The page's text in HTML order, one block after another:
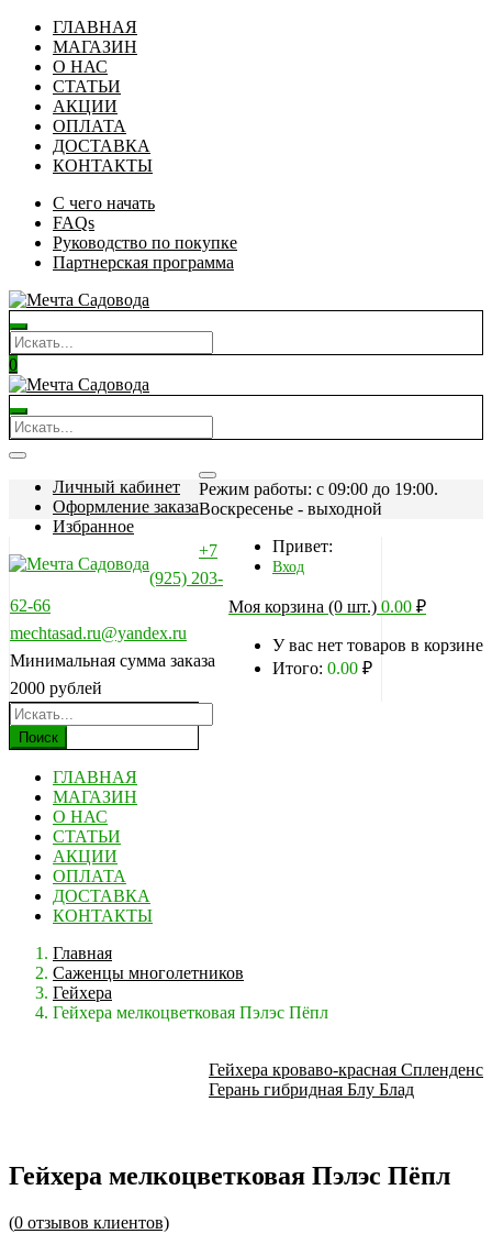
ГЛАВНАЯ
МАГАЗИН
О НАС
СТАТЬИ
АКЦИИ
ОПЛАТА
ДОСТАВКА
КОНТАКТЫ
С чего начать
FAQs
Руководство по покупке
Партнерская программа
0
Личный кабинет
Оформление заказа
Избранное
Режим работы: c 09:00 до 19:00.
Воскресенье - выходной
Привет:
Вход
Моя корзина (0 шт.) 0.00 ₽
У вас нет товаров в корзине
Итого: 0.00 ₽
+7
(925) 203-
62-66
mechtasad.ru@yandex.ru
Минимальная сумма заказа
2000 рублей
Поиск
ГЛАВНАЯ
МАГАЗИН
О НАС
СТАТЬИ
АКЦИИ
ОПЛАТА
ДОСТАВКА
КОНТАКТЫ
Главная
Саженцы многолетников
Гейхера
Гейхера мелкоцветковая Пэлэс Пёпл
Гейхера кроваво-красная Спленденс
Герань гибридная Блу Блад
Гейхера мелкоцветковая Пэлэс Пёпл
(0 отзывов клиентов)